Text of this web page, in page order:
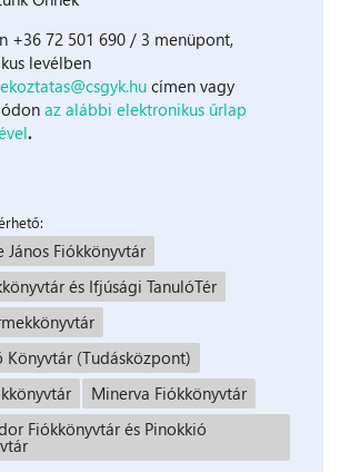
+36 72 501 690 / 3 menüpont,
levélben
címen vagy
az alábbi elektronikus űrlap
.
János Fiókkönyvtár
és Ifjúsági TanulóTér
Könyvtár (Tudásközpont)
Minerva Fiókkönyvtár
Fiókkönyvtár és Pinokkió